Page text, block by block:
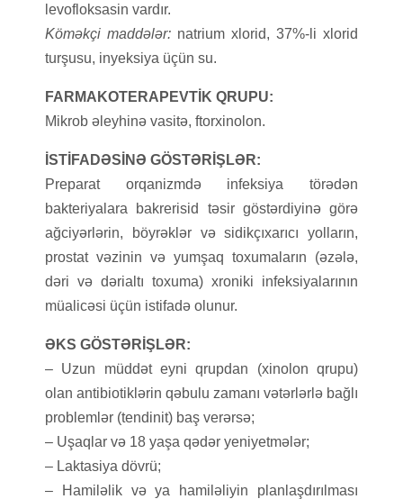
levofloksasin vardır.
Köməkçi maddələr: natrium xlorid, 37%-li xlorid
turşusu, inyeksiya üçün su.
FARMAKOTERAPEVTİK QRUPU:
Mikrob əleyhinə vasitə, ftorxinolon.
İSTİFADƏSİNƏ GÖSTƏRİŞLƏR:
Preparat orqanizmdə infeksiya törədən
bakteriyalara bakrerisid təsir göstərdiyinə görə
ağciyərlərin, böyrəklər və sidikçıxarıcı yolların,
prostat vəzinin və yumşaq toxumaların (əzələ,
dəri və dərialtı toxuma) xroniki infeksiyalarının
müalicəsi üçün istifadə olunur.
ƏKS GÖSTƏRİŞLƏR:
– Uzun müddət eyni qrupdan (xinolon qrupu)
olan antibiotiklərin qəbulu zamanı vətərlərlə bağlı
problemlər (tendinit) baş verərsə;
– Uşaqlar və 18 yaşa qədər yeniyetmələr;
– Laktasiya dövrü;
– Hamiləlik və ya hamiləliyin planlaşdırılması